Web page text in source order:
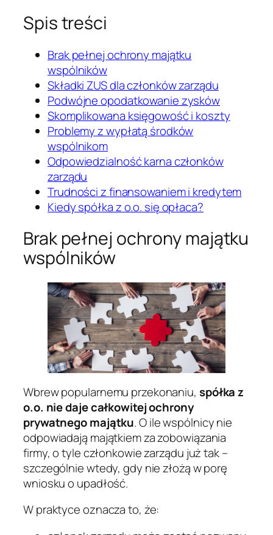
Spis treści
Brak pełnej ochrony majątku
wspólników
Składki ZUS dla członków zarządu
Podwójne opodatkowanie zysków
Skomplikowana księgowość i koszty
Problemy z wypłatą środków
wspólnikom
Odpowiedzialność karna członków
zarządu
Trudności z finansowaniem i kredytem
Kiedy spółka z o.o. się opłaca?
Brak pełnej ochrony majątku
wspólników
Wbrew popularnemu przekonaniu, spółka z
o.o. nie daje całkowitej ochrony
prywatnego majątku. O ile wspólnicy nie
odpowiadają majątkiem za zobowiązania
firmy, o tyle członkowie zarządu już tak –
szczególnie wtedy, gdy nie złożą w porę
wniosku o upadłość.
W praktyce oznacza to, że: